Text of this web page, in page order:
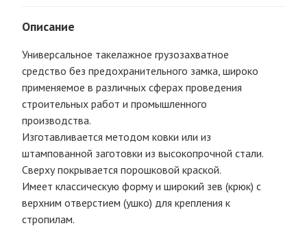
Описание
Универсальное такелажное грузозахватное
средство без предохранительного замка, широко
применяемое в различных сферах проведения
строительных работ и промышленного
производства.
Изготавливается методом ковки или из
штампованной заготовки из высокопрочной стали.
Сверху покрывается порошковой краской.
Имеет классическую форму и широкий зев (крюк) с
верхним отверстием (ушко) для крепления к
стропилам.